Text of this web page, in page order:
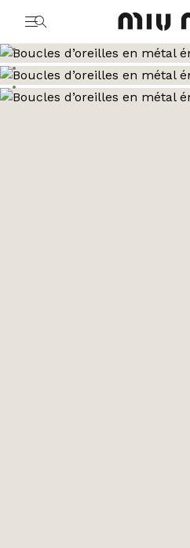
Aller à l’image 2
Aller à l’image 3
Aller à l’image 4